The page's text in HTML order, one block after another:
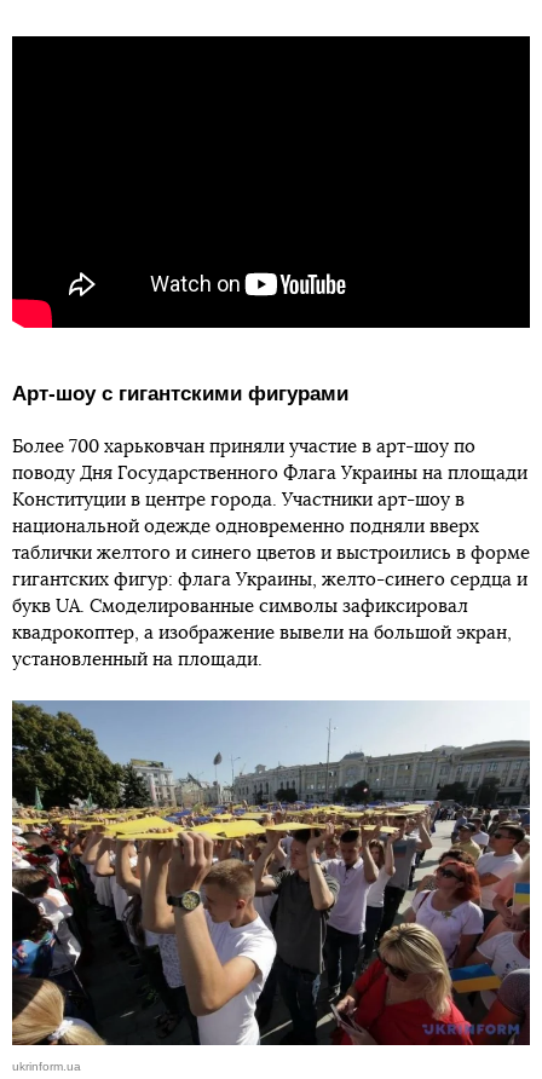
Арт-шоу с гигантскими фигурами
Более 700 харьковчан приняли участие в арт-шоу по
поводу Дня Государственного Флага Украины на площади
Конституции в центре города. Участники арт-шоу в
национальной одежде одновременно подняли вверх
таблички желтого и синего цветов и выстроились в форме
гигантских фигур: флага Украины, желто-синего сердца и
букв UA. Смоделированные символы зафиксировал
квадрокоптер, а изображение вывели на большой экран,
установленный на площади.
ukrinform.ua